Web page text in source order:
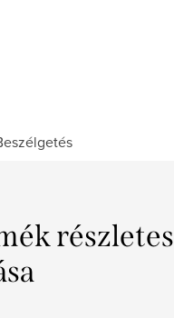
részletes